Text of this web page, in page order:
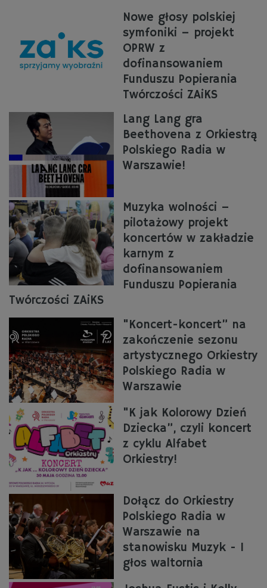
Nowe głosy polskiej
symfoniki – projekt
OPRW z
dofinansowaniem
Funduszu Popierania
Twórczości ZAiKS
Lang Lang gra
Beethovena z Orkiestrą
Polskiego Radia w
Warszawie!
Muzyka wolności –
pilotażowy projekt
koncertów w zakładzie
karnym z
dofinansowaniem
Funduszu Popierania
Twórczości ZAiKS
"Koncert-koncert” na
zakończenie sezonu
artystycznego Orkiestry
Polskiego Radia w
Warszawie
"K jak Kolorowy Dzień
Dziecka”, czyli koncert
z cyklu Alfabet
Orkiestry!
Dołącz do Orkiestry
Polskiego Radia w
Warszawie na
stanowisku Muzyk - I
głos waltornia